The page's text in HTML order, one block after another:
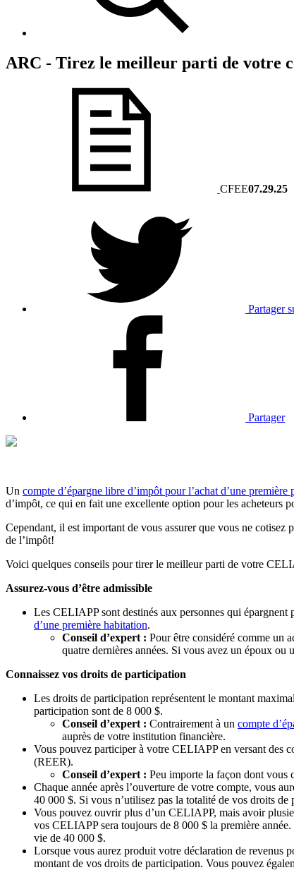
ARC - Tirez le meilleur parti de votre
CFEE07.29.25
Partager
Partager
Un compte d’épargne libre d’impôt pour l’achat d’une première
d’impôt, ce qui en fait une excellente option pour les acheteurs
Cependant, il est important de vous assurer que vous ne
de l’impôt!
Voici quelques conseils pour tirer le meilleur parti de votre
Assurez-vous d’être admissible
Les CELIAPP sont destinés aux personnes qui
d’une première habitation.
Conseil d’expert : Pour être considéré comme un
quatre dernières années. Si vous avez un époux
Connaissez vos droits de participation
Les droits de participation représentent le montant
participation sont de 8 000 $.
Conseil d’expert : Contrairement à un compte
auprès de votre institution financière.
Vous pouvez participer à votre CELIAPP en versant des
(REER).
Conseil d’expert : Peu importe la façon dont vous
Chaque année après l’ouverture de votre compte, vous
40 000 $. Si vous n’utilisez pas la totalité de vos droits de
Vous pouvez ouvrir plus d’un CELIAPP, mais avoir
vos CELIAPP sera toujours de 8 000 $ la première
vie de 40 000 $.
Lorsque vous aurez produit votre déclaration de revenus
montant de vos droits de participation. Vous pouvez